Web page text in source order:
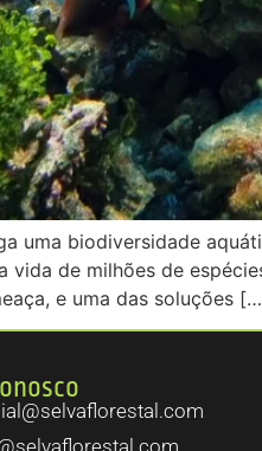
uma biodiversidade
de milhões de
e uma das soluções